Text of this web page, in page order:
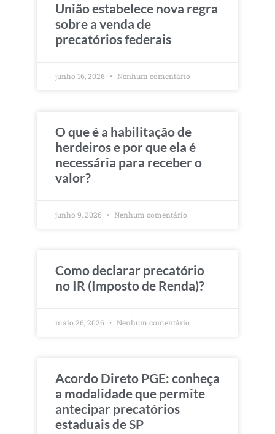
União estabelece nova regra
sobre a venda de
precatórios federais
junho 16, 2026 Nenhum comentário
O que é a habilitação de
herdeiros e por que ela é
necessária para receber o
valor?
junho 9, 2026 Nenhum comentário
Como declarar precatório
no IR (Imposto de Renda)?
maio 26, 2026 Nenhum comentário
Acordo Direto PGE: conheça
a modalidade que permite
antecipar precatórios
estaduais de SP